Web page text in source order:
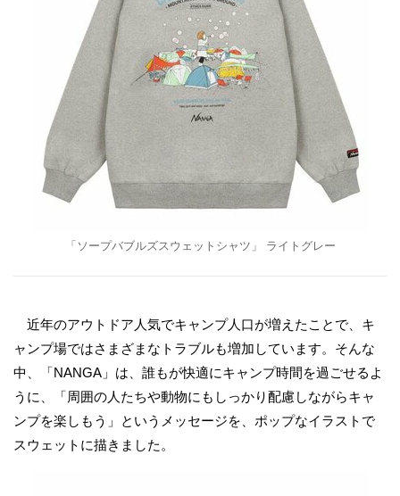
「ソープバブルズスウェットシャツ」 ライトグレー
近年のアウトドア人気でキャンプ人口が増えたことで、キ
ャンプ場ではさまざまなトラブルも増加しています。そんな
中、「NANGA」は、誰もが快適にキャンプ時間を過ごせるよ
うに、「周囲の人たちや動物にもしっかり配慮しながらキャ
ンプを楽しもう」というメッセージを、ポップなイラストで
スウェットに描きました。